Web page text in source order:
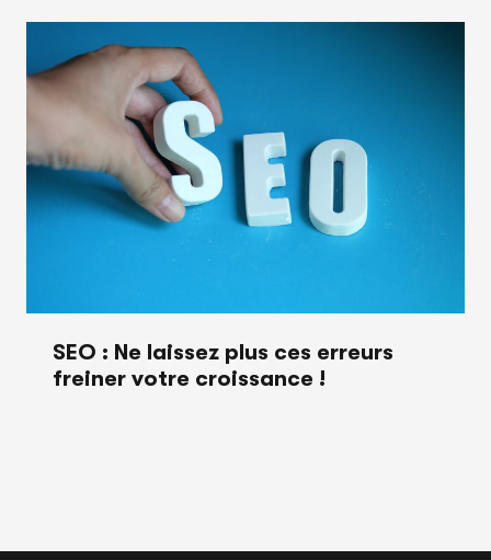
SEO : Ne laissez plus ces erreurs
freiner votre croissance !